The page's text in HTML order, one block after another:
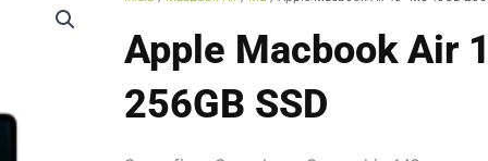
Apple Macbook Air
256GB SSD